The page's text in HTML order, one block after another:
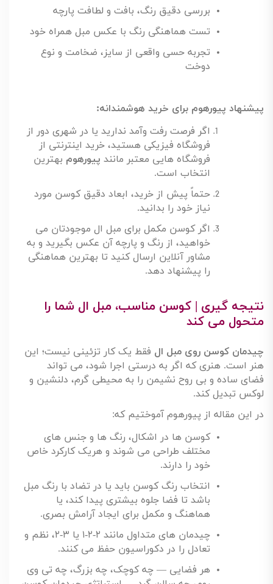
برخی افراد ترجیح می دهند قبل از خرید، کوسن را لمس
کنند، بافت آن را ببینند و رنگ واقعی اش را مقایسه کنند.
این روش مخصوصاً زمانی مفید است که دنبال تطابق دقیق
مزایای خرید حضوری:
بررسی دقیق رنگ، بافت و لطافت پارچه
تست هماهنگی رنگ با عکس مبل همراه خود
تجربه حسی واقعی از سایز، ضخامت و نوع
دوخت
پیشنهاد پیورهوم برای خرید هوشمندانه:
اگر فرصت رفت وآمد ندارید یا در شهری دور از
فروشگاه فیزیکی هستید، خرید اینترنتی از
فروشگاه هایی معتبر مانند
حتماً پیش از خرید، ابعاد دقیق کوسن مورد
نیاز خود را بدانید
اگر کوسن مکمل برای مبل ال موجودتان می
خواهید، از رنگ و پارچه آن عکس بگیرید و به
مشاور آنلاین ارسال کنید تا بهترین هماهنگی
را پیشنهاد دهد
نتیجه گیری | کوسن مناسب، مبل ال شما را
متحول می کند
چیدمان کوسن روی مبل ال
هنر است. هنری که اگر به درستی اجرا شود، می تواند
فضای ساده و بی روح نشیمن را به محیطی گرم، دلنشین و
لوکس تبدیل کند.
در این مقاله از پیورهوم آموختیم که:
کوسن ها در اشکال، رنگ ها و جنس های
مختلف طراحی می شوند و هریک کارکرد خاص